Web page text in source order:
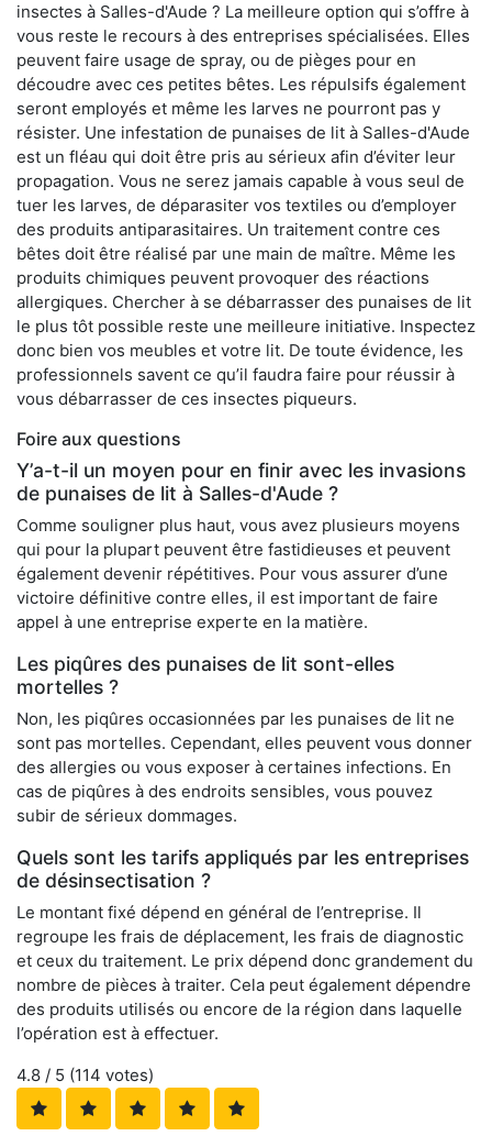
insectes à Salles-d'Aude ? La meilleure option qui s’offre à
vous reste le recours à des entreprises spécialisées. Elles
peuvent faire usage de spray, ou de pièges pour en
découdre avec ces petites bêtes. Les répulsifs également
seront employés et même les larves ne pourront pas y
résister. Une infestation de punaises de lit à Salles-d'Aude
est un fléau qui doit être pris au sérieux afin d’éviter leur
propagation. Vous ne serez jamais capable à vous seul de
tuer les larves, de déparasiter vos textiles ou d’employer
des produits antiparasitaires. Un traitement contre ces
bêtes doit être réalisé par une main de maître. Même les
produits chimiques peuvent provoquer des réactions
allergiques. Chercher à se débarrasser des punaises de lit
le plus tôt possible reste une meilleure initiative. Inspectez
donc bien vos meubles et votre lit. De toute évidence, les
professionnels savent ce qu’il faudra faire pour réussir à
vous débarrasser de ces insectes piqueurs.
Foire aux questions
Y’a-t-il un moyen pour en finir avec les invasions
de punaises de lit à Salles-d'Aude ?
Comme souligner plus haut, vous avez plusieurs moyens
qui pour la plupart peuvent être fastidieuses et peuvent
également devenir répétitives. Pour vous assurer d’une
victoire définitive contre elles, il est important de faire
appel à une entreprise experte en la matière.
Les piqûres des punaises de lit sont-elles
mortelles ?
Non, les piqûres occasionnées par les punaises de lit ne
sont pas mortelles. Cependant, elles peuvent vous donner
des allergies ou vous exposer à certaines infections. En
cas de piqûres à des endroits sensibles, vous pouvez
subir de sérieux dommages.
Quels sont les tarifs appliqués par les entreprises
de désinsectisation ?
Le montant fixé dépend en général de l’entreprise. Il
regroupe les frais de déplacement, les frais de diagnostic
et ceux du traitement. Le prix dépend donc grandement du
nombre de pièces à traiter. Cela peut également dépendre
des produits utilisés ou encore de la région dans laquelle
l’opération est à effectuer.
4.8 / 5 (114 votes)